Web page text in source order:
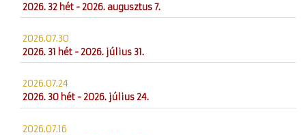
2026. 32 hét - 2026. augusztus 7.
2026.07.30
2026. 31 hét - 2026. július 31.
2026.07.24
2026. 30 hét - 2026. július 24.
2026.07.16